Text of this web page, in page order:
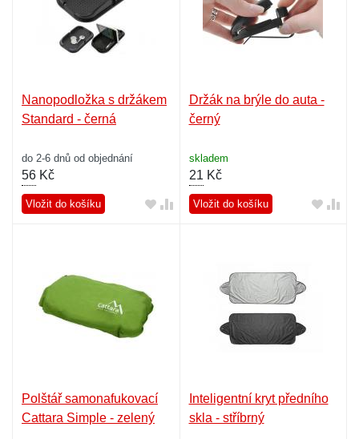
Nanopodložka s držákem
Standard - černá
do 2-6 dnů od objednání
56 Kč
Vložit do košíku
Držák na brýle do auta -
černý
skladem
21 Kč
Vložit do košíku
Polštář samonafukovací
Cattara Simple - zelený
Inteligentní kryt předního
skla - stříbrný